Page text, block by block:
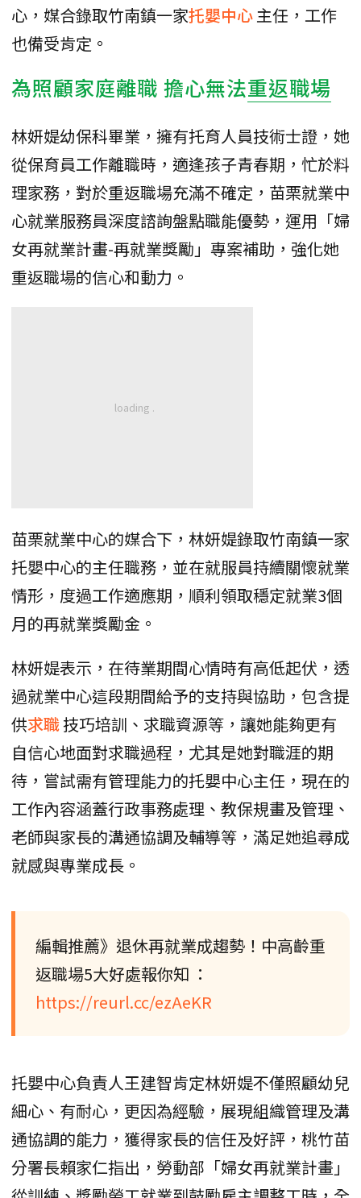
心，媒合錄取竹南鎮一家托嬰中心主任，工作
也備受肯定。
為照顧家庭離職 擔心無法重返職場
林妍媞幼保科畢業，擁有托育人員技術士證，她
從保育員工作離職時，適逢孩子青春期，忙於料
理家務，對於重返職場充滿不確定，苗栗就業中
心就業服務員深度諮詢盤點職能優勢，運用「婦
女再就業計畫-再就業獎勵」專案補助，強化她
重返職場的信心和動力。
苗栗就業中心的媒合下，林妍媞錄取竹南鎮一家
托嬰中心的主任職務，並在就服員持續關懷就業
情形，度過工作適應期，順利領取穩定就業3個
月的再就業獎勵金。
林妍媞表示，在待業期間心情時有高低起伏，透
過就業中心這段期間給予的支持與協助，包含提
供求職技巧培訓、求職資源等，讓她能夠更有
自信心地面對求職過程，尤其是她對職涯的期
待，嘗試需有管理能力的托嬰中心主任，現在的
工作內容涵蓋行政事務處理、教保規畫及管理、
老師與家長的溝通協調及輔導等，滿足她追尋成
就感與專業成長。
編輯推薦》退休再就業成趨勢！中高齡重
返職場5大好處報你知 ：
https://reurl.cc/ezAeKR
托嬰中心負責人王建智肯定林妍媞不僅照顧幼兒
細心、有耐心，更因為經驗，展現組織管理及溝
通協調的能力，獲得家長的信任及好評，桃竹苗
分署長賴家仁指出，勞動部「婦女再就業計畫」